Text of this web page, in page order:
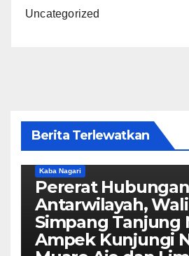
Uncategorized
Berita Terlewatkan
Kaba Nagari
Pererat Hubungan
Antarwilayah,
Simpang Tanjung
Ampek Kunjungi